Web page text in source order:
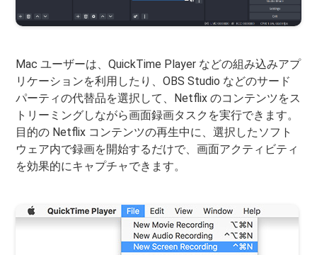
Mac ユーザーは、QuickTime Player などの組み込みアプ
リケーションを利用したり、OBS Studio などのサード
パーティの代替品を選択して、Netflix のコンテンツをス
トリーミングしながら画面録画タスクを実行できます。
目的の Netflix コンテンツの再生中に、選択したソフト
ウェア内で録画を開始するだけで、画面アクティビティ
を効果的にキャプチャできます。